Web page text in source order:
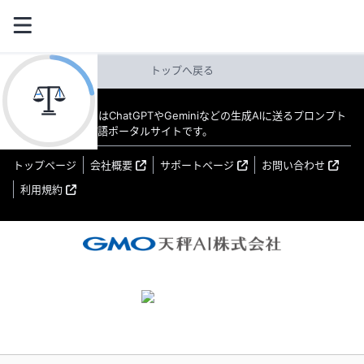
トップへ戻る
教えてAI byGMO はChatGPTやGeminiなどの生成AIに送るプロンプト
（指示文）の日本語ポータルサイトです。
トップページ 会社概要 サポートページ
お問い合わせ
利用規約